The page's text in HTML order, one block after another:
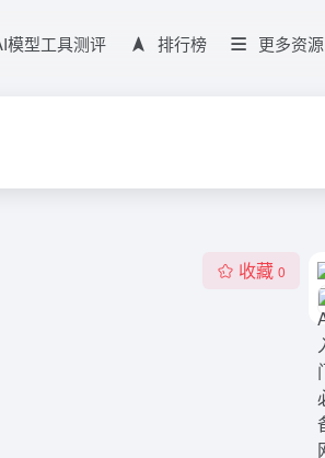
模型工具测评 排行榜 更多资源
收藏 0